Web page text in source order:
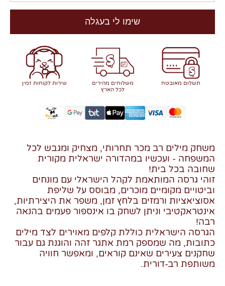
שימו לי בעגלה
תשלום מאובטח
משלוחים מהירים
לכל הארץ
שירות לקוחות זמין
משחק מילים רב מכר תחרותי, מצחיק ומגבש לכל
המשפחה - ועכשיו במהדורה ישראלית מקורית
שחובה בכל בית!
זוהי גרסה המותאמת לקהל הישראלי עם מונחים
וביטויים מקומיים מוכרים, מבוסס על שליפת
אסוציאציות ורמזים בלחץ זמן, משפר את היצירתיות,
אינטראקטיבי וניתן לשחק בו אינספור פעמים בהנאה
רבה!
הגרסה הישראלית כוללת קלפים מאוירים לצד מילים
כתובות, מה שמספק רמת אתגר זהה והוגנת גם עבור
שחקנים צעירים שאינם קוראים, ומאפשר חוויה
משותפת רב-דורית.